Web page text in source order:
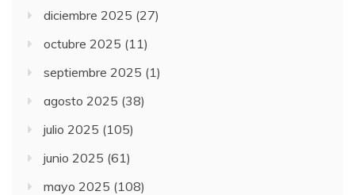
diciembre 2025 (27)
octubre 2025 (11)
septiembre 2025 (1)
agosto 2025 (38)
julio 2025 (105)
junio 2025 (61)
mayo 2025 (108)